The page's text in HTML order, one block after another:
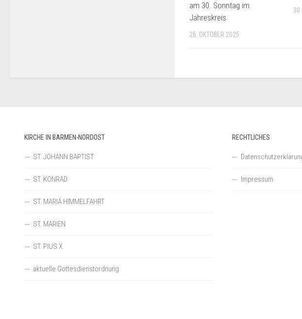
am 30. Sonntag im
Jahreskreis
26. OKTOBER 2025
KIRCHE IN BARMEN-NORDOST
ST. JOHANN BAPTIST
ST. KONRAD
ST. MARIÄ HIMMELFAHRT
ST. MARIEN
ST. PIUS X.
aktuelle Gottesdienstordnung
RECHTLICHES
Impressum